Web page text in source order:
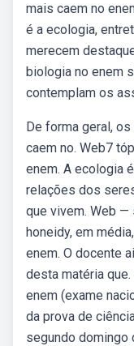
mais caem no
é a ecologia,
merecem
biologia no enem
contemplam os
De forma geral,
caem no. Web7
enem. A ecologia
relações dos
que vivem. Web
honeidy, em
enem. O docente
desta matéria
enem (exame
da prova de
segundo